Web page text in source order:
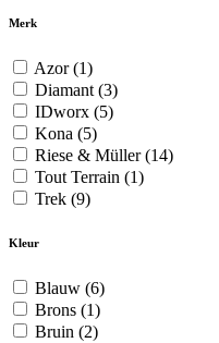
Merk
Azor(1)
Diamant (3)
IDworx (5)
Kona (5)
Riese & Müller(14)
Tout Terrain (1)
Trek (9)
Kleur
Blauw (6)
Brons (1)
Bruin (2)